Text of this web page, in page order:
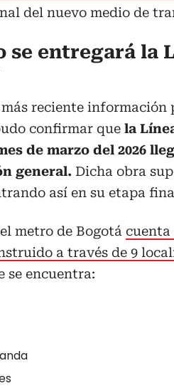
del nuevo medio de
se entregará la
reciente
confirmar que la
de marzo del 2026
general. Dicha obra
así en su etapa
metro de Bogotá cuenta
a través de 9
se encuentra: